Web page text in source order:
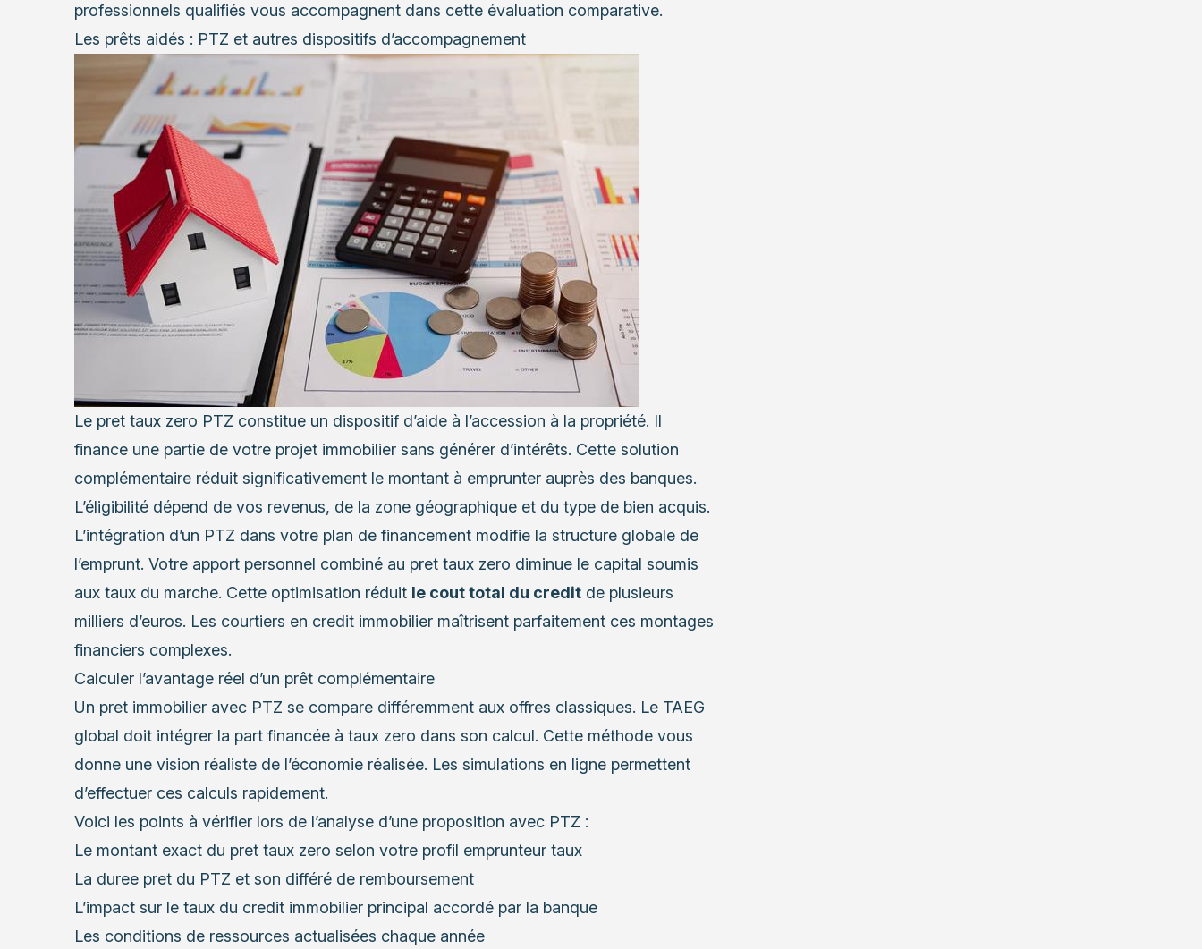
professionnels qualifiés vous accompagnent dans cette évaluation comparative.
Les prêts aidés : PTZ et autres dispositifs d’accompagnement
Le pret taux zero PTZ constitue un dispositif d’aide à l’accession à la propriété. Il
finance une partie de votre projet immobilier sans générer d’intérêts. Cette solution
complémentaire réduit significativement le montant à emprunter auprès des banques.
L’éligibilité dépend de vos revenus, de la zone géographique et du type de bien acquis.
L’intégration d’un PTZ dans votre plan de financement modifie la structure globale de
l’emprunt. Votre apport personnel combiné au pret taux zero diminue le capital soumis
aux taux du marche. Cette optimisation réduit le cout total du creditde plusieurs
milliers d’euros. Les courtiers en credit immobilier maîtrisent parfaitement ces montages
financiers complexes.
Calculer l’avantage réel d’un prêt complémentaire
Un pret immobilier avec PTZ se compare différemment aux offres classiques. Le TAEG
global doit intégrer la part financée à taux zero dans son calcul. Cette méthode vous
donne une vision réaliste de l’économie réalisée. Les simulations en ligne permettent
d’effectuer ces calculs rapidement.
Voici les points à vérifier lors de l’analyse d’une proposition avec PTZ :
Le montant exact du pret taux zero selon votre profil emprunteur taux
La duree pret du PTZ et son différé de remboursement
L’impact sur le taux du credit immobilier principal accordé par la banque
Les conditions de ressources actualisées chaque année